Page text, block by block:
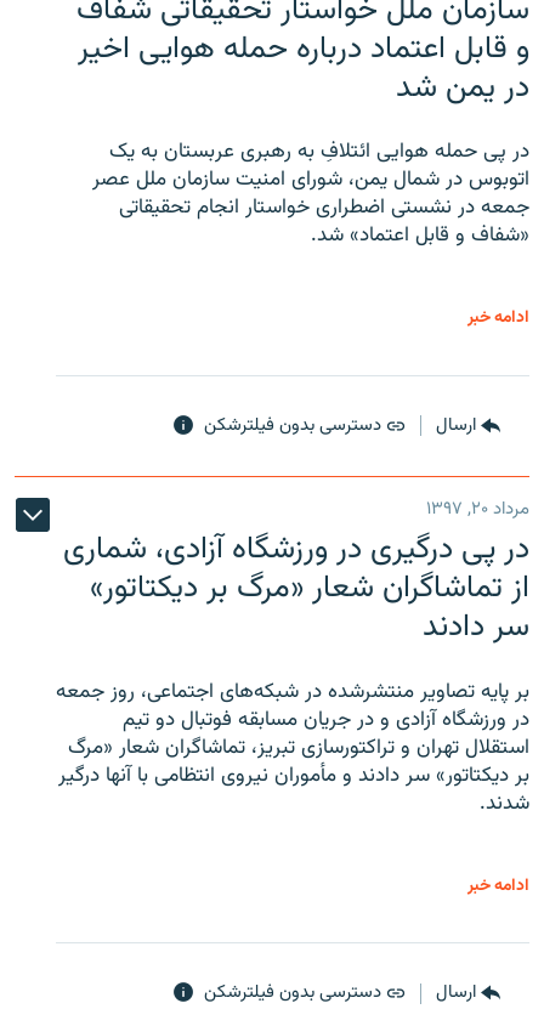
سازمان ملل خواستار تحقیقاتی شفاف
و قابل اعتماد درباره حمله هوایی اخیر
در یمن شد
در پی حمله هوایی ائتلافِ به رهبری عربستان به یک
اتوبوس در شمال یمن، شورای امنیت سازمان ملل عصر
جمعه در نشستی اضطراری خواستار انجام تحقیقاتی
«شفاف و قابل اعتماد» شد.
ادامه خبر
ارسال دسترسی بدون فیلترشکن
مرداد ۲۰, ۱۳۹۷
در پی درگیری در ورزشگاه آزادی، شماری
از تماشاگران شعار «مرگ بر دیکتاتور»
سر دادند
بر پایه تصاویر منتشرشده در شبکه‌های اجتماعی، روز جمعه
در ورزشگاه آزادی و در جریان مسابقه فوتبال دو تیم
استقلال تهران و تراکتورسازی تبریز، تماشاگران شعار «مرگ
بر دیکتاتور» سر دادند و مأموران نیروی انتظامی با آنها درگیر
شدند.
ادامه خبر
ارسال دسترسی بدون فیلترشکن